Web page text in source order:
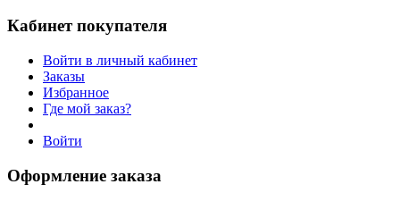
Кабинет покупателя
Войти в личный кабинет
Заказы
Избранное
Где мой заказ?
Войти
Оформление заказа